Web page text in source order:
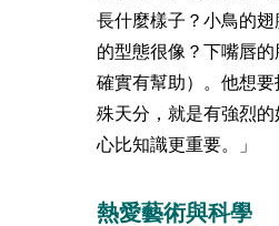
長什麼樣子？小鳥的
的型態很像？下嘴唇
確實有幫助）。他想
殊天分，就是有強烈
心比知識更重要。」
熱愛藝術與科學